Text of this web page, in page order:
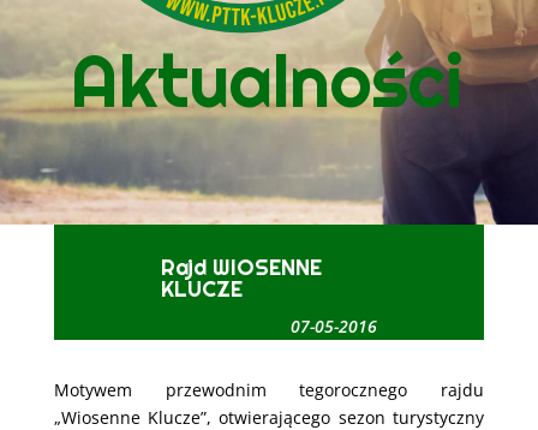
Aktualności
Rajd WIOSENNE
KLUCZE
07-05-2016
Motywem przewodnim tegorocznego rajdu
„Wiosenne Klucze”, otwierającego sezon turystyczny